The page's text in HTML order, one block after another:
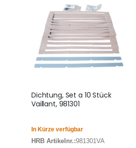
Dichtung, Set a 10 Stück
Vaillant, 981301
In Kürze verfügbar
HRB Artikelnr.:981301VA